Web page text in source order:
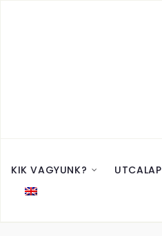
KIK VAGYUNK? UTCALAP